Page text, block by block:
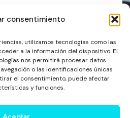
consentimiento
utilizamos tecnologías como las
a la información del dispositivo. El
nos permitirá procesar datos
o las identificaciones únicas
el consentimiento, puede afectar
y funciones.
Enviar